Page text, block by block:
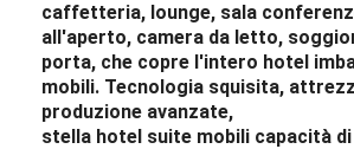
caffetteria, lounge, sala
all'aperto, camera da letto,
porta, che copre l'intero hotel
mobili. Tecnologia squisita,
produzione avanzate,
stella hotel suite mobili capacità